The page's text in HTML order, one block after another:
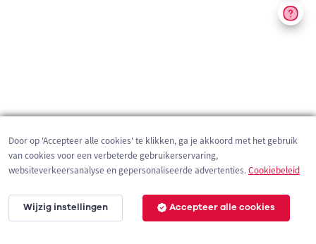
200 m
Door op 'Accepteer alle cookies' te klikken, ga je akkoord met het gebruik
van cookies voor een verbeterde gebruikerservaring,
websiteverkeersanalyse en gepersonaliseerde advertenties.Cookiebeleid
Wijzig instellingen Accepteer alle cookies